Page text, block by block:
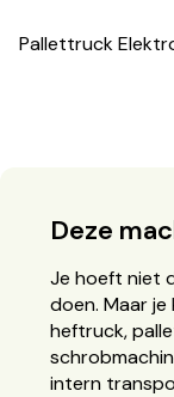
Pallettruck
Deze
Je hoeft niet
doen. Maar
heftruck,
intern